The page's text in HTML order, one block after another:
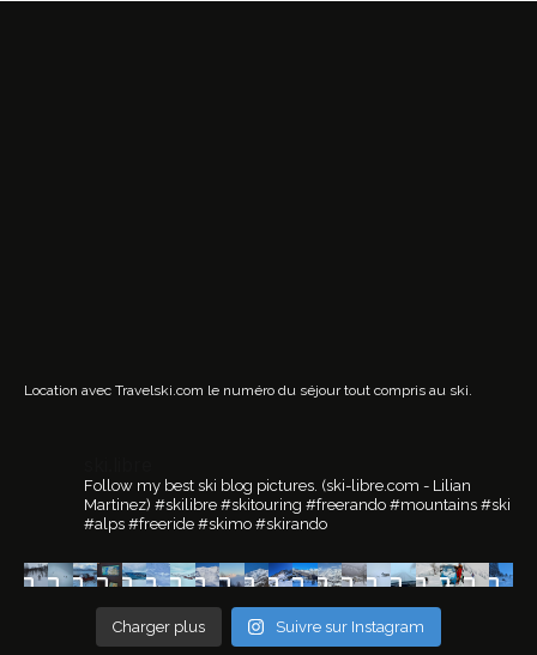
Location avec Travelski.com le numéro du séjour tout compris au ski.
Follow my best ski blog pictures. (ski-libre.com - Lilian
Martinez) #skilibre #skitouring #freerando #mountains #ski
#alps #freeride #skimo #skirando
Charger plus Suivre sur Instagram